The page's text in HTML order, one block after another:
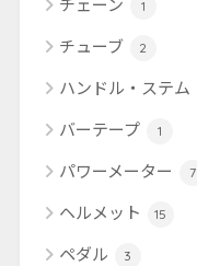
1
チューブ 2
ハンドル・ステム
バーテープ 1
パワーメーター 7
ヘルメット 15
ペダル 3